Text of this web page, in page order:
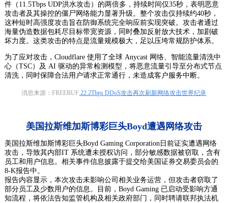
件（11.5Tbps UDP洪水攻击）的两倍多，持续时间仅35秒，表明恶意
攻击者及其操控的僵尸网络能力显著升级。整个攻击仅持续约40秒，
这种短时高强度攻击旨在防御系统完全响应前实现突破。攻击者通过
海量伪造数据包耗尽目标带宽资源，同时叠加反射放大技术，加剧破
坏力度。这类攻击的特点是流量规模极大，足以压垮常规防护体系。
为了应对攻击，Cloudflare 使用了全球 Anycast 网络、智能流量清洗中
心（TSC）及 AI 驱动的异常检测模型，将恶意流量引导至分布式节点
清洗，同时保障合法用户请求正常通行，未造成客户服务中断。
消息来源：FREEBUF 22.2Tbps DDoS攻击再次刷新网络攻击世界纪录
美国拉斯维加斯博彩巨头Boyd遭遇网络攻击
美国拉斯维加斯博彩巨头Boyd Gaming Corporation日前证实遭遇网络
攻击，导致其内部IT 系统遭未授权访问，部分敏感数据被窃取，含有
员工和用户信息。相关事件信息披露于提交给美国证券交易委员会的
8-K报告中。
报告内容显示，本次攻击未影响公司相关业务运营，但攻击者窃取了
部分员工及少数用户的信息。目前，Boyd Gaming 已启动受影响方通
知流程，将依法告知监管机构及相关政府部门，同时聘请联邦执法机